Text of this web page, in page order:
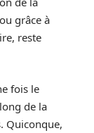
grâce à
reste
fois le
de la
Quiconque,